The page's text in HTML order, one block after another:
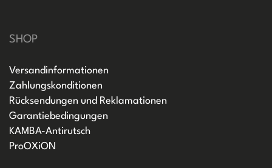
SHOP
Versandinformationen
Zahlungskonditionen
Rücksendungen und Reklamationen
Garantiebedingungen
KAMBA-Antirutsch
ProOXiON